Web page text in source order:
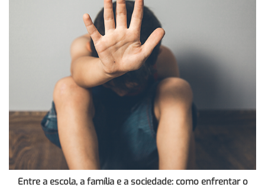
Entre a escola, a família e a sociedade: como enfrentar o